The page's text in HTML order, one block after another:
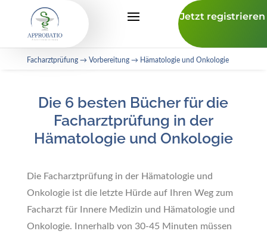
Jetzt registrieren
Facharztprüfung→ Vorbereitung→ Hämatologie und Onkologie
Die 6 besten Bücher für die
Facharztprüfung in der
Hämatologie und Onkologie
Die Facharztprüfung in der Hämatologie und
Onkologie ist die letzte Hürde auf Ihren Weg zum
Facharzt für Innere Medizin und Hämatologie und
Onkologie. Innerhalb von 30-45 Minuten müssen